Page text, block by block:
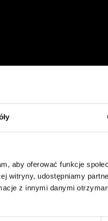
aby oferować funkcje
witryny, udostępniamy
z innymi danymi